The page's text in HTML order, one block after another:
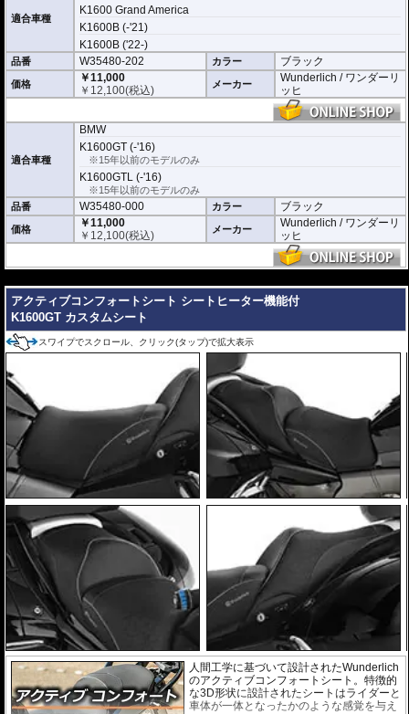
適合車種
K1600 Grand America
K1600B (-'21)
K1600B ('22-)
品番 W35480-202 カラー ブラック
価格
￥11,000
￥ 12,100(税込) メーカー
Wunderlich / ワンダーリ
ッヒ
適合車種
BMW
K1600GT (-'16)
※15年以前のモデルのみ
K1600GTL (-'16)
※15年以前のモデルのみ
品番
W35480-000 カラー ブラック
価格
￥11,000
￥ 12,100(税込) メーカー
Wunderlich / ワンダーリ
ッヒ
アクティブコンフォートシート シートヒーター機能付
K1600GT カスタムシート
スワイプでスクロール、クリック(タップ)で拡大表示
人間工学に基づいて設計されたWunderlich
のアクティブコンフォートシート。特徴的
な3D形状に設計されたシートはライダーと
車体が一体となったかのような感覚を与え